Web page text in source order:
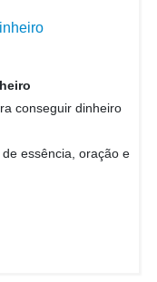
conseguir dinheiro
essência, oração e